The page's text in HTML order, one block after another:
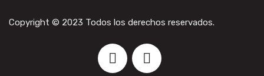
Copyright © 2023 Todos los derechos reservados.